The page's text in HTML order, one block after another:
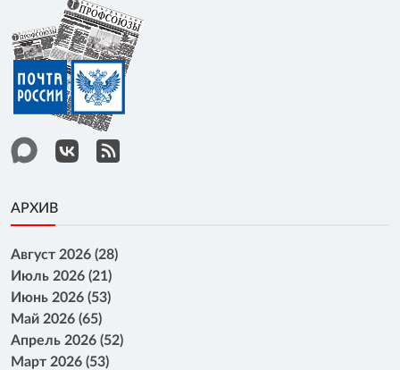
АРХИВ
Август 2026 (28)
Июль 2026 (21)
Июнь 2026 (53)
Май 2026 (65)
Апрель 2026 (52)
Март 2026 (53)